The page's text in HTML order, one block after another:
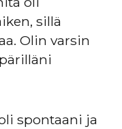
sillä
Olin varsin
spontaani ja